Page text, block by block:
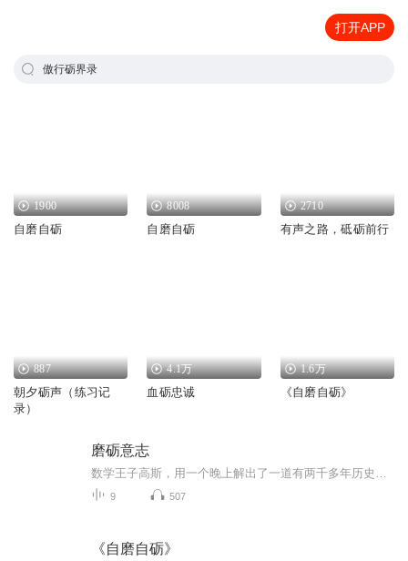
打开APP
傲行砺界录
1900
自磨自砺
8008
自磨自砺
2710
有声之路，砥砺前行
887
朝夕砺声（练习记
录）
4.1万
血砺忠诚
1.6万
《自磨自砺》
磨砺意志
9 507
《自磨自砺》